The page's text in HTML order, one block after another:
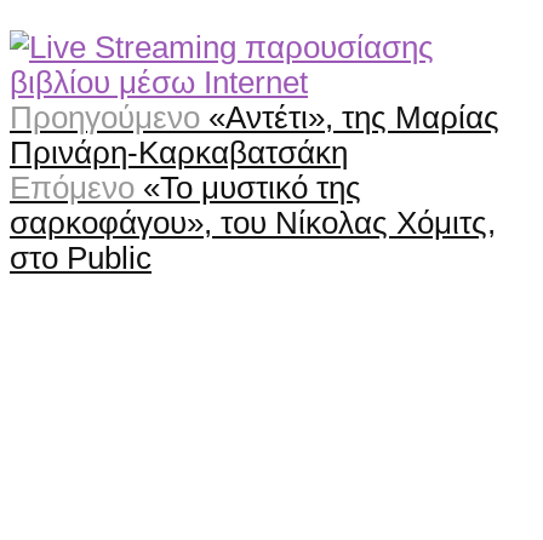
Προηγούμενο «Αντέτι», της Μαρίας
Πρινάρη-Καρκαβατσάκη
Επόμενο «Το μυστικό της
σαρκοφάγου», του Νίκολας Χόμιτς,
στο Public